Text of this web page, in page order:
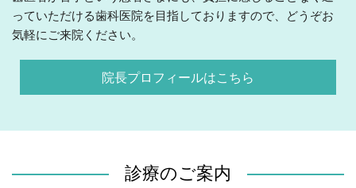
っていただける歯科医院を目指しておりますので、どうぞお
気軽にご来院ください。
院長プロフィールはこちら
診療のご案内